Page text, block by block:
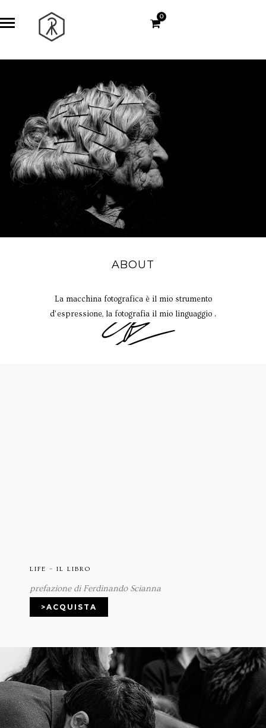
0
ABOUT
La macchina fotografica è il mio strumento
d’espressione, la fotografia il mio linguaggio .
LIFE – IL LIBRO
prefazione di Ferdinando Scianna
>ACQUISTA